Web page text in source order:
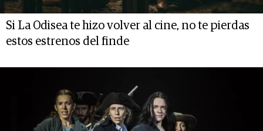
Si La Odisea te hizo volver al cine, no te pierdas
estos estrenos del finde